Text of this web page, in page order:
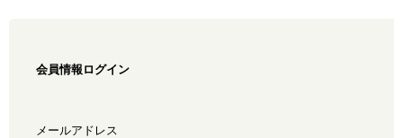
会員情報ログイン
メールアドレス